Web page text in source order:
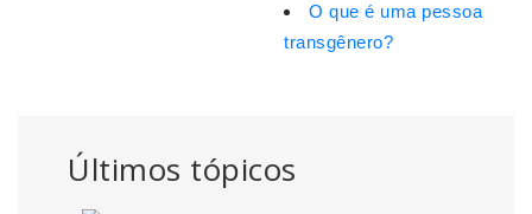
Últimos tópicos
O que é uma pessoa
transgênero?